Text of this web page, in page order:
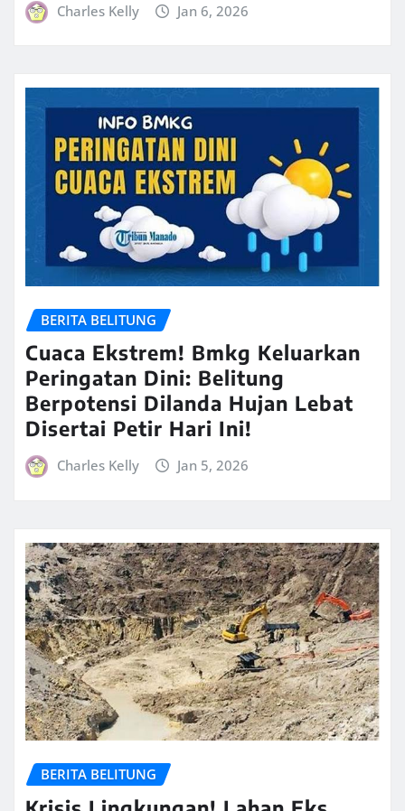
Charles Kelly Jan 6, 2026
BERITA BELITUNG
Cuaca Ekstrem! Bmkg Keluarkan
Peringatan Dini: Belitung
Berpotensi Dilanda Hujan Lebat
Disertai Petir Hari Ini!
Charles Kelly Jan 5, 2026
BERITA BELITUNG